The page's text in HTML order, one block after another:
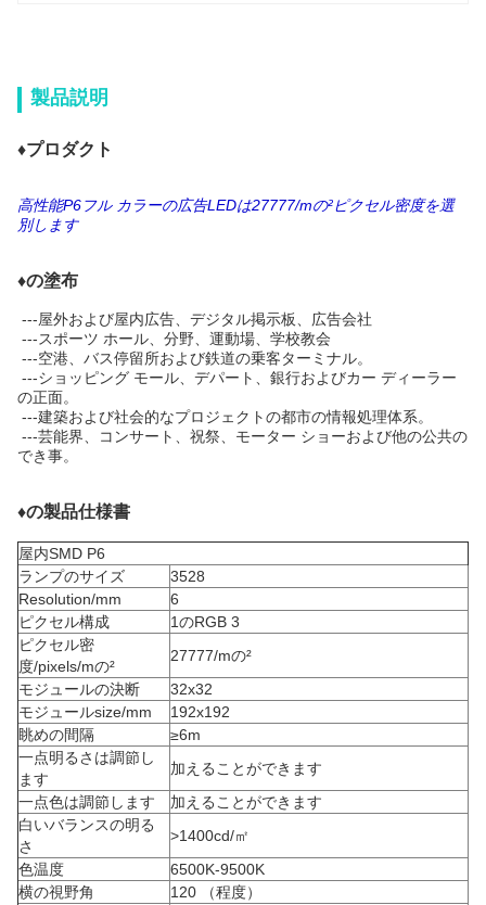
製品説明
♦プロダクト
高性能P6フル カラーの広告LEDは27777/mの²ピクセル密度を選
別します
♦の塗布
---屋外および屋内広告、デジタル掲示板、広告会社
---スポーツ ホール、分野、運動場、学校教会
---空港、バス停留所および鉄道の乗客ターミナル。
---ショッピング モール、デパート、銀行およびカー ディーラー
の正面。
---建築および社会的なプロジェクトの都市の情報処理体系。
---芸能界、コンサート、祝祭、モーター ショーおよび他の公共の
でき事。
♦の製品仕様書
屋内SMD P6
ランプのサイズ
3528
Resolution/mm
6
ピクセル構成
1のRGB 3
ピクセル密
度/pixels/mの²
27777/mの²
モジュールの決断
32x32
モジュールsize/mm
192x192
眺めの間隔
≥6m
一点明るさは調節し
ます
加えることができます
一点色は調節します
加えることができます
白いバランスの明る
さ
>1400cd/㎡
色温度
6500K-9500K
横の視野角
120 （程度）